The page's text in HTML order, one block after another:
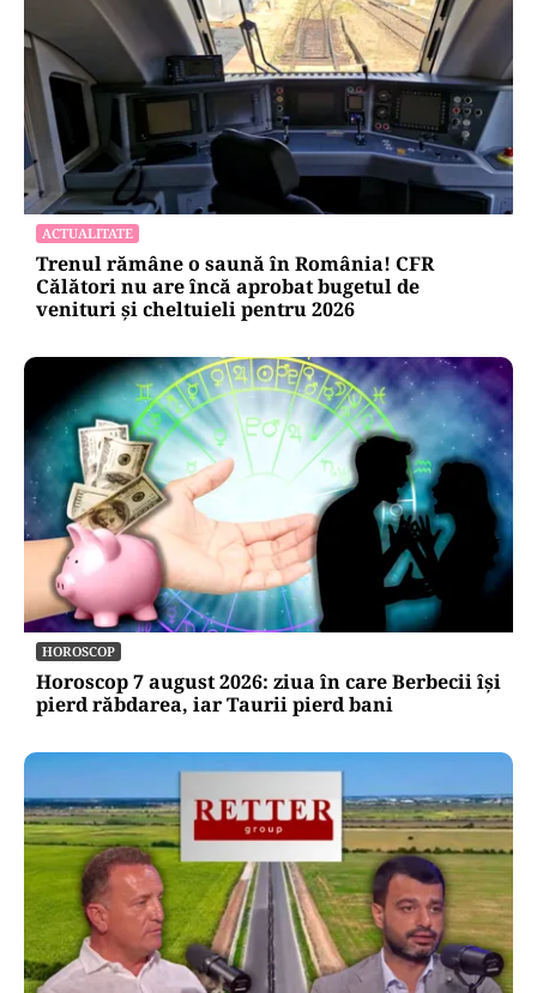
ACTUALITATE
Trenul rămâne o saună în România! CFR
Călători nu are încă aprobat bugetul de
venituri și cheltuieli pentru 2026
HOROSCOP
Horoscop 7 august 2026: ziua în care Berbecii își
pierd răbdarea, iar Taurii pierd bani